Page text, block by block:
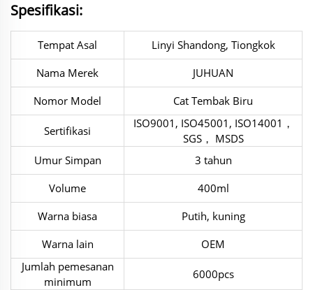
Spesifikasi:
Tempat Asal
Linyi Shandong, Tiongkok
Nama Merek
JUHUAN
Nomor Model
Cat Tembak Biru
Sertifikasi
ISO9001, ISO45001, ISO14001，
SGS， MSDS
Umur Simpan
3 tahun
Volume
400ml
Warna biasa
Putih, kuning
Warna lain
OEM
Jumlah pemesanan
minimum
6000pcs